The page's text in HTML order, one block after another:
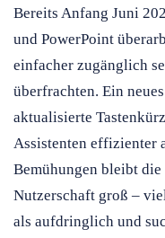
Bereits Anfang Juni
und PowerPoint
einfacher zugänglich
überfrachten. Ein
aktualisierte
Assistenten effizienter
Bemühungen bleibt
Nutzerschaft groß –
als aufdringlich und